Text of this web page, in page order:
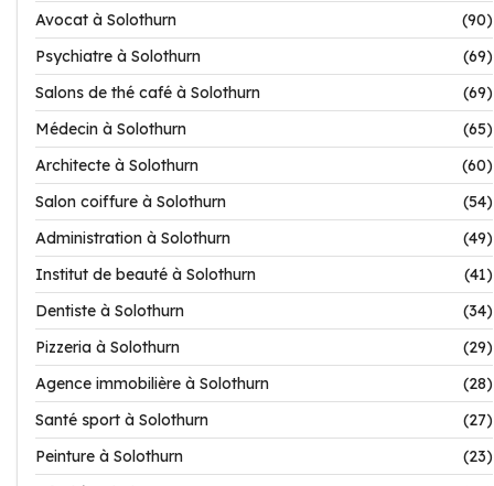
Avocat à Solothurn
(90)
Psychiatre à Solothurn
(69)
Salons de thé café à Solothurn
(69)
Médecin à Solothurn
(65)
Architecte à Solothurn
(60)
Salon coiffure à Solothurn
(54)
Administration à Solothurn
(49)
Institut de beauté à Solothurn
(41)
Dentiste à Solothurn
(34)
Pizzeria à Solothurn
(29)
Agence immobilière à Solothurn
(28)
Santé sport à Solothurn
(27)
Peinture à Solothurn
(23)